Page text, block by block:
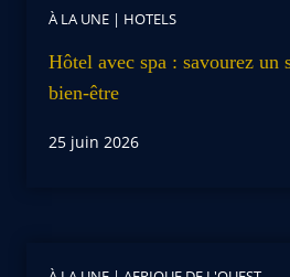
À LA UNE | HOTELS
Hôtel avec spa : savourez un
bien-être
25 juin 2026